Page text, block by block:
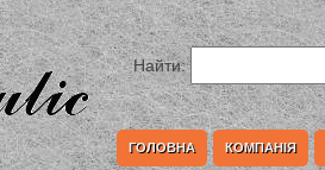
Найти:
ГОЛОВНА КОМПАНІЯ